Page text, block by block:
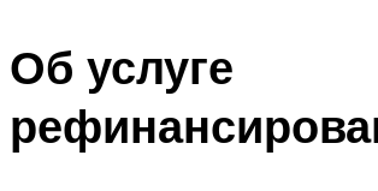
Об услуге